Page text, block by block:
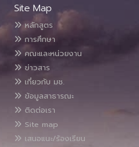
Site Map
หลักสูตร
การศึกษา
คณะและหน่วยงาน
ข่าวสาร
เกี่ยวกับ มช.
ข้อมูลสาธารณะ
ติดต่อเรา
Site map
เสนอแนะ/ร้องเรียน